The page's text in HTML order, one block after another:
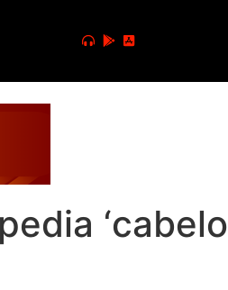
‘cabelo